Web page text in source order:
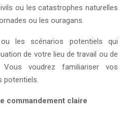
ou les catastrophes naturelles
ou les ouragans.
les scénarios potentiels qui
de votre lieu de travail ou de
Vous voudrez familiariser vos
potentiels.
commandement claire